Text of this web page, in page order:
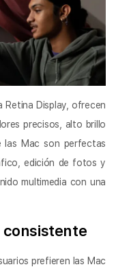
Retina Display, ofrecen
precisos, alto brillo
las Mac son perfectas
edición de fotos y
multimedia con una
consistente
prefieren las Mac